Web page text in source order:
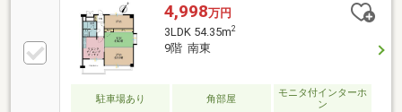
4,998万円
3LDK 54.35m2
9階 南東
駐車場あり 角部屋
モニタ付インターホ
ン